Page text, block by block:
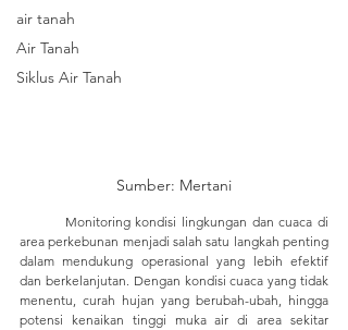
air tanah
Air Tanah
Siklus Air Tanah
Sumber: Mertani
area perkebunan menjadi salah satu langkah penting
dalam mendukung operasional yang lebih efektif
dan berkelanjutan. Dengan kondisi cuaca yang tidak
menentu, curah hujan yang berubah-ubah, hingga
potensi kenaikan tinggi muka air di area sekitar